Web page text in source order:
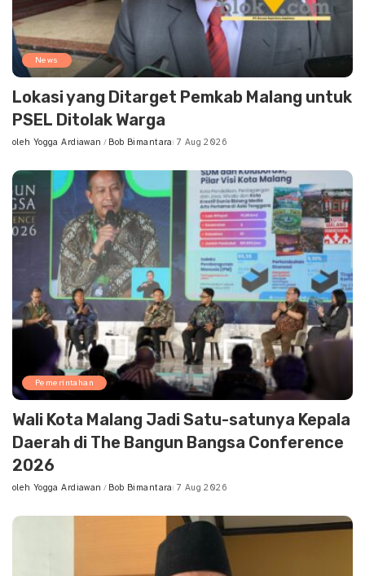
News
Lokasi yang Ditarget Pemkab Malang untuk
PSEL Ditolak Warga
Posted
oleh Yogga Ardiawan Bob Bimantara 7 Aug 2026
Pemerintahan
Wali Kota Malang Jadi Satu-satunya Kepala
Daerah di The Bangun Bangsa Conference
2026
Posted
oleh Yogga Ardiawan Bob Bimantara 7 Aug 2026